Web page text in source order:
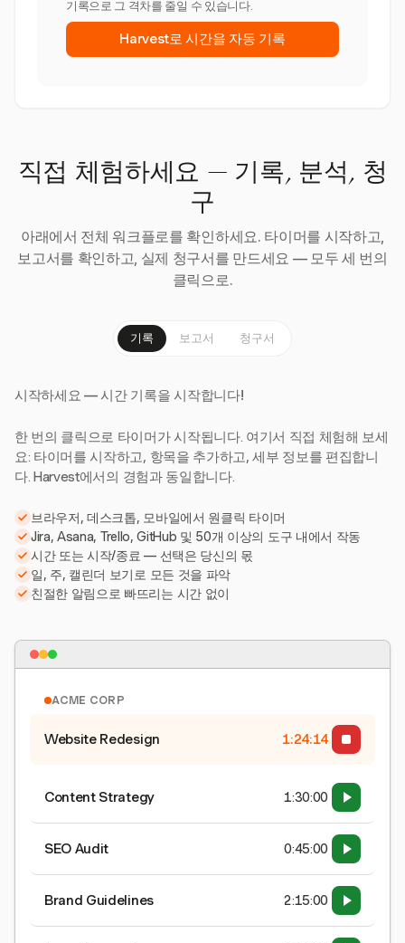
기록으로 그 격차를 줄일 수 있습니다.
Harvest로 시간을 자동 기록
직접 체험하세요 — 기록, 분석, 청
구
아래에서 전체 워크플로를 확인하세요. 타이머를 시작하고,
보고서를 확인하고, 실제 청구서를 만드세요 — 모두 세 번의
클릭으로.
기록 보고서 청구서
시작하세요 — 시간 기록을 시작합니다!
한 번의 클릭으로 타이머가 시작됩니다. 여기서 직접 체험해 보세
요: 타이머를 시작하고, 항목을 추가하고, 세부 정보를 편집합니
다. Harvest에서의 경험과 동일합니다.
브라우저, 데스크톱, 모바일에서 원클릭 타이머
Jira, Asana, Trello, GitHub 및 50개 이상의 도구 내에서 작동
시간 또는 시작/종료 — 선택은 당신의 몫
일, 주, 캘린더 보기로 모든 것을 파악
친절한 알림으로 빠뜨리는 시간 없이
ACME CORP
Website Redesign 1:24:15
Content Strategy 1:30:00
SEO Audit 0:45:00
Brand Guidelines 2:15:00